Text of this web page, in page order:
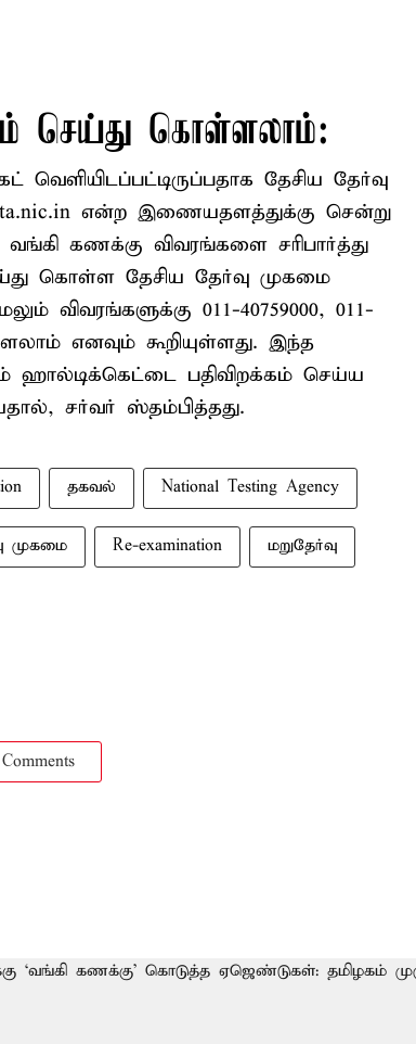
செய்து கொள்ளலாம்:
தேசிய தேர்வு
என்ற இணையதளத்துக்கு சென்று
கணக்கு விவரங்களை சரிபார்த்து
கொள்ள தேசிய தேர்வு முகமை
விவரங்களுக்கு 011-40759000, 011-
எனவும் கூறியுள்ளது. இந்த
ஹால்டிக்கெட்டை பதிவிறக்கம் செய்ய
சர்வர் ஸ்தம்பித்தது.
தகவல் National Testing Agency
முகமை Re-examination மறுதேர்வு